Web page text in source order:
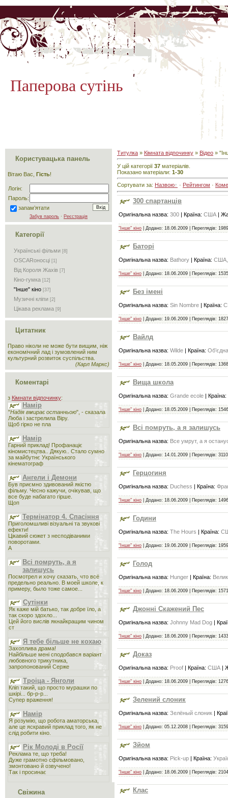
Паперова сутінь
Користувацька панель
Вітаю Вас, Гість!
Логін:
Пароль:
запам’ятати
Забув пароль · Реєстрація
Категорії
Українські фільми [8]
OSCARоносці [1]
Від Короля Жахів [7]
Кіно-гумка [12]
"Інше" кіно [37]
Музичні кліпи [2]
Цікава реклама [9]
Цитатник
Право ніколи не може бути вищим, ніж
економічний лад і зумовлений ним
культурний розвиток суспільства.
(Карл Маркс)
Коментарі
з Кімнати відпочинку:
Намір
"Надія вмирає останньою", - сказала
Люба і застрелила Віру.
Щоб гірко не пла
Намір
Гарний приклад! Профанаціє
кіномистецтва.. Дякую.. Стало сумно
за майбутнє Українського
кінематограф
Ангели і Демони
Був приємно здивований якістю
фільму. Чесно кажучи, очікував, що
все буде набагато гірше.
Щоп
Термінатор 4. Спасіння
Приголомшливі візуальні та звукові
ефекти!
Цікавий сюжет з несподіваними
поворотами.
А
Всі помруть, а я
залишусь
Посмотрел и хочу сказать, что всё
предельно реально. В моей школе, к
примеру, было тоже самое...
Сутінки
Як каже мій батько, так добре їло, а
так скоро здохло...
Цей його вислів якнайкращим чином
ст
Я тебе більше не кохаю
Захоплива драма!
Найбільше мені сподобався варіант
любовного трикутника,
запропонований Серже
Троіца - Янголи
Кліп такий, що просто мурашки по
шкірі... бр-р-р...
Супер враження!
Намір
Я розумію, що робота аматорська,
але це яскравий приклад того, як не
слід робити кіно.
Рік Молоді в Росії
Реклама те, що треба!
Дуже грамотно сфільмовано,
змонтовано й озвучено!
Так і просинає
Свіжина
Титулка » Кімната відпочинку » Відео »
У цій категорії 37 матеріалів.
Показано матеріали: 1-30
Сортувати за: Назвою · Рейтингом ·
300 спартанців
Оригінальна назва: 300 | Країна: США |
"Інше" кіно | Додано: 18.06.2009 | Переглядів:
Баторі
Оригінальна назва: Bathory | Країна: США,
"Інше" кіно | Додано: 18.06.2009 | Переглядів:
Без імені
Оригінальна назва: Sin Nombre | Країна:
"Інше" кіно | Додано: 19.06.2009 | Переглядів:
Вайлд
Оригінальна назва: Wilde | Країна:
"Інше" кіно | Додано: 18.05.2009 | Переглядів:
Вища школа
Оригінальна назва: Grande ecole | Країна:
"Інше" кіно | Додано: 18.05.2009 | Переглядів:
Всі помруть, а я залишусь
Оригінальна назва: Все умрут, а я
"Інше" кіно | Додано: 14.01.2009 | Переглядів:
Герцогиня
Оригінальна назва: Duchess | Країна:
"Інше" кіно | Додано: 18.06.2009 | Переглядів:
Години
Оригінальна назва: The Hours | Країна:
"Інше" кіно | Додано: 19.06.2009 | Переглядів:
Голод
Оригінальна назва: Hunger | Країна:
"Інше" кіно | Додано: 18.06.2009 | Переглядів:
Джонні Скажений Пес
Оригінальна назва: Johnny Mad Dog |
"Інше" кіно | Додано: 18.06.2009 | Переглядів:
Доказ
Оригінальна назва: Proof | Країна: США |
"Інше" кіно | Додано: 18.06.2009 | Переглядів:
Зелений слоник
Оригінальна назва: Зелёный слоник |
"Інше" кіно | Додано: 05.12.2008 | Переглядів:
Зйом
Оригінальна назва: Pick-up | Країна:
"Інше" кіно | Додано: 18.06.2009 | Переглядів:
Клас